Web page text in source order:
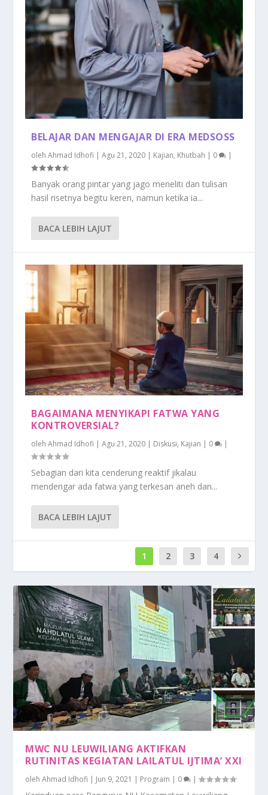
BELAJAR DAN MENGAJAR DI ERA MEDSOSS
olehAhmad Idhofi |Agu 21, 2020 | Kajian, Khutbah | 0 |
Banyak orang pintar yang jago meneliti dan tulisan
hasil risetnya begitu keren, namun ketika ia...
BACA LEBIH LAJUT
BAGAIMANA MENYIKAPI FATWA YANG
KONTROVERSIAL?
olehAhmad Idhofi |Agu 21, 2020 | Diskusi, Kajian | 0 |
Sebagian dari kita cenderung reaktif jikalau
mendengar ada fatwa yang terkesan aneh dan...
BACA LEBIH LAJUT
1 2 3 4
MWC NU LEUWILIANG AKTIFKAN
RUTINITAS KEGIATAN LAILATUL IJTIMA’ XXI
olehAhmad Idhofi | Jun 9, 2021 | Program | 0 |